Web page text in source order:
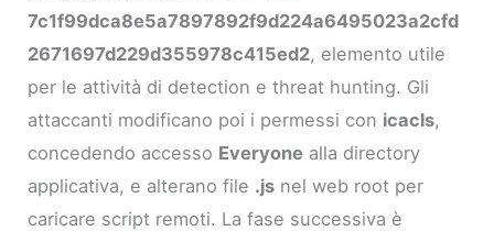
7c1f99dca8e5a7897892f9d224a6495023a2cfd
2671697d229d355978c415ed2, elemento utile
per le attività di detection e threat hunting. Gli
attaccanti modificano poi i permessi con icacls,
concedendo accesso Everyone alla directory
applicativa, e alterano file .js nel web root per
caricare script remoti. La fase successiva è